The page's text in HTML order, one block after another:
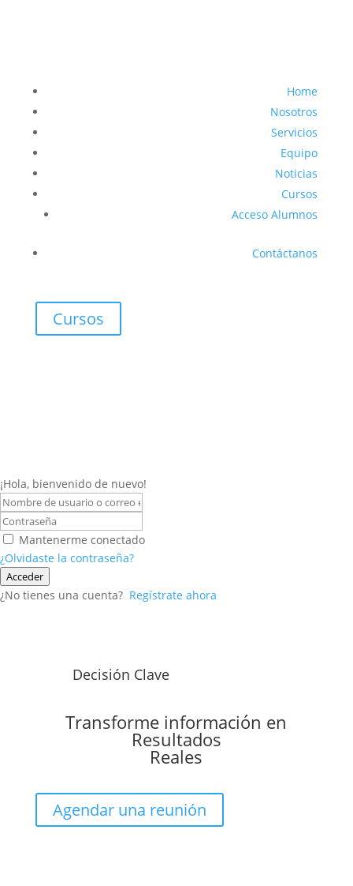
Home
Nosotros
Servicios
Equipo
Noticias
Cursos
Acceso Alumnos
Contáctanos
Cursos
¡Hola, bienvenido de nuevo!
Mantenerme conectado
¿Olvidaste la contraseña?
Acceder
¿No tienes una cuenta? Regístrate ahora
Decisión Clave
Transforme información en
Resultados
Reales
Agendar una reunión